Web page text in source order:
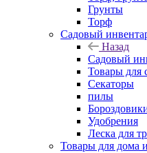
Грунты
Торф
Садовый
Назад
Садовый
Товары для
Секаторы
пилы
Удобрения
Леска для
Товары для дома